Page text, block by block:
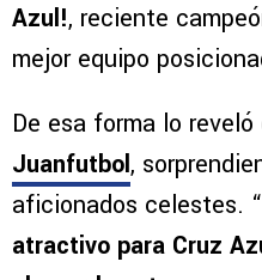
Azul!, reciente
mejor equipo
De esa forma lo
Juanfutbol,
aficionados celestes. “
atractivo para Cruz